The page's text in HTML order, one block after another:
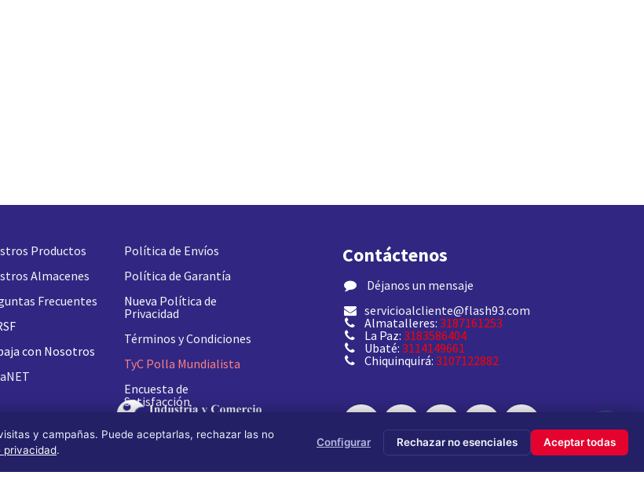
Contáctenos
​ Déjanos un mensaje
servicioalcliente@flash93.com
Almatalleres: 3187161253
La Paz: 3183586404
Ubaté: 3114149661
Chiquinquirá: 3107122882
Política de Envíos
Política de Garantía
Nueva Política de
Privacidad
Términos y Condiciones
TyC Polla Mundialista
Encuesta de
Satisfacción
Productos
Almacenes
Frecuentes
con Nosotros
y campañas. Puede aceptarlas, rechazar las no
privacidad.
Configurar Rechazar no esenciales Aceptar todas